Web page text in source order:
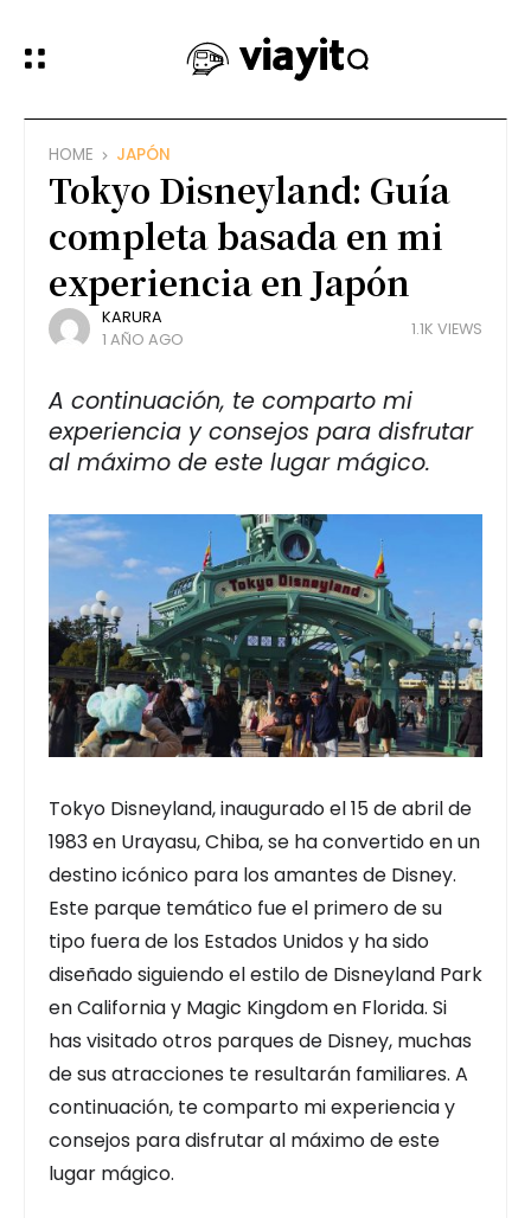
HOME JAPÓN
Tokyo Disneyland: Guía
completa basada en mi
experiencia en Japón
KARURA
1 AÑO AGO
1.1K VIEWS
A continuación, te comparto mi
experiencia y consejos para disfrutar
al máximo de este lugar mágico.
Tokyo Disneyland, inaugurado el 15 de abril de
1983 en Urayasu, Chiba, se ha convertido en un
destino icónico para los amantes de Disney.
Este parque temático fue el primero de su
tipo fuera de los Estados Unidos y ha sido
diseñado siguiendo el estilo de Disneyland Park
en California y Magic Kingdom en Florida. Si
has visitado otros parques de Disney, muchas
de sus atracciones te resultarán familiares. A
continuación, te comparto mi experiencia y
consejos para disfrutar al máximo de este
lugar mágico.